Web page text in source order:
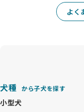
よく
犬種 から子犬を探す
小型犬